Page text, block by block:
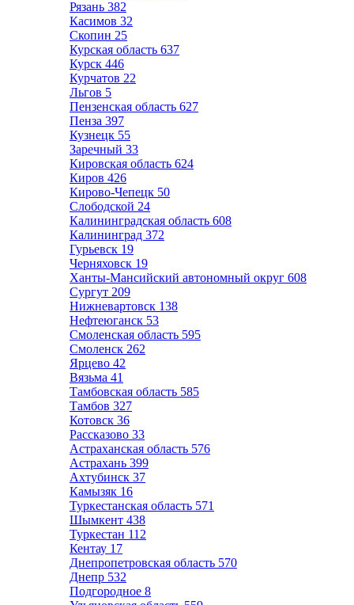
Рязань 382
Касимов 32
Скопин 25
Курская область 637
Курск 446
Курчатов 22
Льгов 5
Пензенская область 627
Пенза 397
Кузнецк 55
Заречный 33
Кировская область 624
Киров 426
Кирово-Чепецк 50
Слободской 24
Калининградская область 608
Калининград 372
Гурьевск 19
Черняховск 19
Ханты-Мансийский автономный округ 608
Сургут 209
Нижневартовск 138
Нефтеюганск 53
Смоленская область 595
Смоленск 262
Ярцево 42
Вязьма 41
Тамбовская область 585
Тамбов 327
Котовск 36
Рассказово 33
Астраханская область 576
Астрахань 399
Ахтубинск 37
Камызяк 16
Туркестанская область 571
Шымкент 438
Туркестан 112
Кентау 17
Днепропетровская область 570
Днепр 532
Подгородное 8